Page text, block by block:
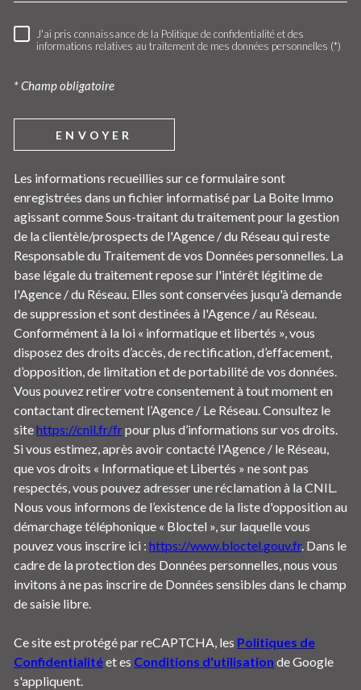
RÈGLEMENTATION
J'ai pris connaissance de la Politique de confidentialité et des
informations relatives au traitement de mes données personnelles (*)
* Champ obligatoire
ENVOYER
Les informations recueillies sur ce formulaire sont
enregistrées dans un fichier informatisé par La Boite Immo
agissant comme Sous-traitant du traitement pour la gestion
de la clientèle/prospects de l'Agence / du Réseau qui reste
Responsable du Traitement de vos Données personnelles. La
base légale du traitement repose sur l'intérêt légitime de
l'Agence / du Réseau. Elles sont conservées jusqu'à demande
de suppression et sont destinées à l'Agence / au Réseau.
Conformément à la loi « informatique et libertés », vous
disposez des droits d’accès, de rectification, d’effacement,
d’opposition, de limitation et de portabilité de vos données.
Vous pouvez retirer votre consentement à tout moment en
contactant directement l’Agence / Le Réseau. Consultez le
sitehttps://cnil.fr/frpour plus d’informations sur vos droits.
Si vous estimez, après avoir contacté l'Agence / le Réseau,
que vos droits « Informatique et Libertés » ne sont pas
respectés, vous pouvez adresser une réclamation à la CNIL.
Nous vous informons de l’existence de la liste d'opposition au
démarchage téléphonique « Bloctel », sur laquelle vous
pouvez vous inscrire ici : https://www.bloctel.gouv.fr. Dans le
cadre de la protection des Données personnelles, nous vous
invitons à ne pas inscrire de Données sensibles dans le champ
de saisie libre.
Ce site est protégé par reCAPTCHA, les Politiques de
Confidentialitéet es Conditions d'utilisation de Google
s'appliquent.